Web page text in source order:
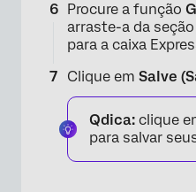
Procure a função
arraste-a da
para a caixa
Clique em Salve
Qdica: clique
para salvar